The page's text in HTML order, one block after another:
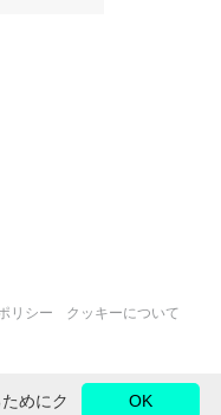
リシー クッキーについて
OK
めにク